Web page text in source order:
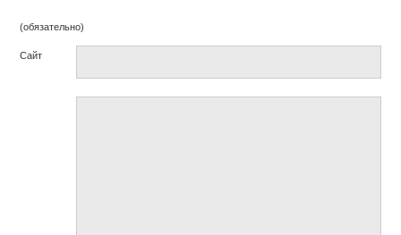
(обязательно)
Сайт